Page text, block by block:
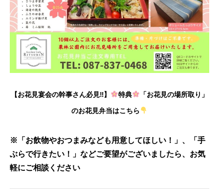
【お花見宴会の幹事さん必見‼】 特典 「お花見の場所取り」
のお花見弁当はこちら
※「お飲物やおつまみなども用意してほしい！」、
「手
ぶらで行きたい！」 などご要望がございましたら、お気
軽にご相談ください